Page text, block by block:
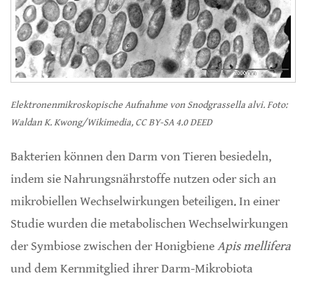
Elektronenmikroskopische Aufnahme von Snodgrassella alvi. Foto:
Waldan K. Kwong/Wikimedia, CC BY-SA 4.0 DEED
Bakterien können den Darm von Tieren besiedeln,
indem sie Nahrungsnährstoffe nutzen oder sich an
mikrobiellen Wechselwirkungen beteiligen. In einer
Studie wurden die metabolischen Wechselwirkungen
der Symbiose zwischen der HonigbieneApis mellifera
und dem Kernmitglied ihrer Darm-Mikrobiota